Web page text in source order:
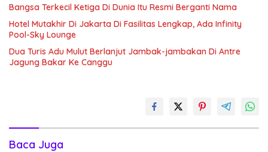
Bangsa Terkecil Ketiga Di Dunia Itu Resmi Berganti Nama
Hotel Mutakhir Di Jakarta Di Fasilitas Lengkap, Ada Infinity
Pool-Sky Lounge
Dua Turis Adu Mulut Berlanjut Jambak-jambakan Di Antre
Jagung Bakar Ke Canggu
Baca Juga